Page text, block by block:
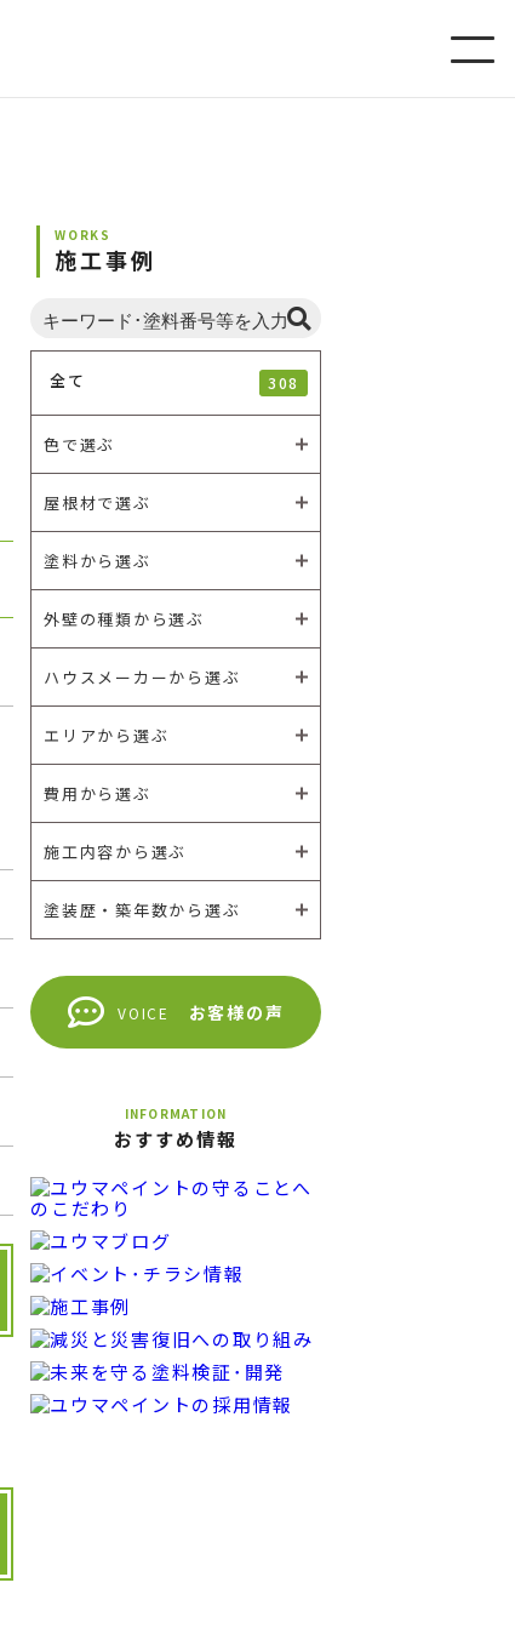
WORKS
施工事例
全て 308
色で選ぶ
屋根材で選ぶ
塗料から選ぶ
外壁の種類から選ぶ
ハウスメーカーから選ぶ
エリアから選ぶ
費用から選ぶ
施工内容から選ぶ
塗装歴・築年数から選ぶ
VOICE お客様の声
INFORMATION
おすすめ情報